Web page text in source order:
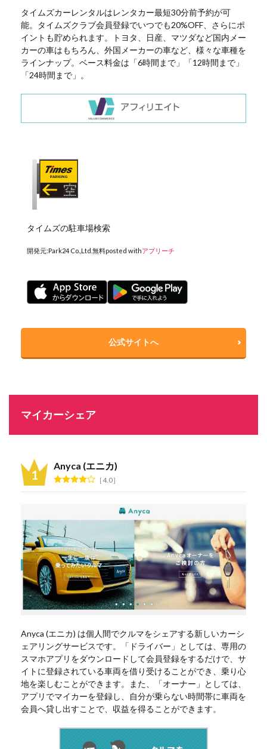
タイムズカーレンタルはレンタカー最短30分前予約が可
能。タイムズクラブ会員登録でいつでも20%OFF、さらにポ
イントも貯められます。トヨタ、日産、マツダなど国内メー
カーの車はもちろん、外国メーカーの車など、様々な車種を
ラインナップ。ベース料金は「6時間まで」「12時間まで」
「24時間まで」。
タイムズの駐車場検索
開発元:Park24 Co.,Ltd. 無料posted withアプリーチ
公式サイトへ
マイカーシェア
Anyca (エニカ)
4.0
Anyca (エニカ) は個人間でクルマをシェアする新しいカーシ
ェアリングサービスです。「ドライバー」としては、専用の
スマホアプリをダウンロードして会員登録をするだけで、サ
イトに登録されている車両を借り受けることができ、乗り心
地を楽しむことができます。また、「オーナー」としては、
アプリでマイカーを登録し、自分が乗らない時間帯に車両を
会員へ貸し出すことで、収益を得ることができます。